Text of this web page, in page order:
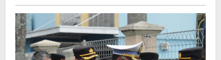
Pantau
Citra
Raya